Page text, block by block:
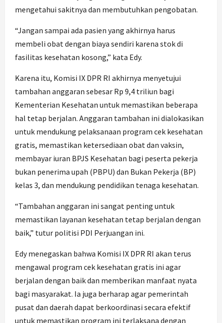
mengetahui sakitnya dan membutuhkan pengobatan.
“Jangan sampai ada pasien yang akhirnya harus
membeli obat dengan biaya sendiri karena stok di
fasilitas kesehatan kosong,” kata Edy.
Karena itu, Komisi IX DPR RI akhirnya menyetujui
tambahan anggaran sebesar Rp 9,4 triliun bagi
Kementerian Kesehatan untuk memastikan beberapa
hal tetap berjalan. Anggaran tambahan ini dialokasikan
untuk mendukung pelaksanaan program cek kesehatan
gratis, memastikan ketersediaan obat dan vaksin,
membayar iuran BPJS Kesehatan bagi peserta pekerja
bukan penerima upah (PBPU) dan Bukan Pekerja (BP)
kelas 3, dan mendukung pendidikan tenaga kesehatan.
“Tambahan anggaran ini sangat penting untuk
memastikan layanan kesehatan tetap berjalan dengan
baik,” tutur politisi PDI Perjuangan ini.
Edy menegaskan bahwa Komisi IX DPR RI akan terus
mengawal program cek kesehatan gratis ini agar
berjalan dengan baik dan memberikan manfaat nyata
bagi masyarakat. Ia juga berharap agar pemerintah
pusat dan daerah dapat berkoordinasi secara efektif
untuk memastikan program ini terlaksana dengan